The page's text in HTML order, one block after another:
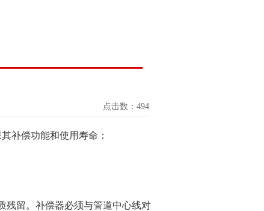
点击数：494
补偿功能和使用寿命：
残留。补偿器必须与管道中心线对